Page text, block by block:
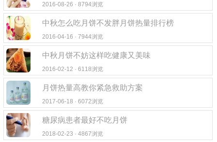
2016-08-26 · 8794浏览
中秋怎么吃月饼不发胖月饼热量排行榜
2016-04-16 · 7944浏览
中秋月饼不妨这样吃健康又美味
2016-02-12 · 6118浏览
月饼热量高教你紧急救助方案
2017-06-18 · 6072浏览
糖尿病患者最好不吃月饼
2018-02-23 · 4867浏览